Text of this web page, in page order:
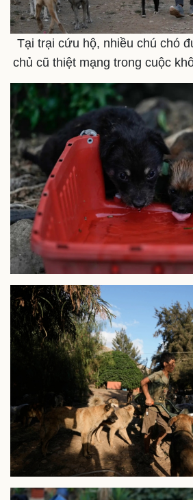
Giá
Pháp luật
Vụ án
Tin nóng
Tư vấn luật
Quân
Vũ khí
Việt
Phân
Tại trại cứu hộ, nhiều chú chó
chủ cũ thiệt mạng trong cuộc